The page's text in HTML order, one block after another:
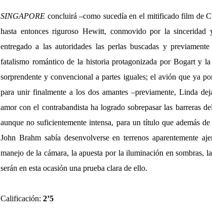
SINGAPORE concluirá –como sucedía en el mitificado film de
hasta entonces riguroso Hewitt, conmovido por la
entregado a las autoridades las perlas buscadas y
fatalismo romántico de la historia protagonizada por Bogart y
sorprendente y convencional a partes iguales; el avión que ya
para unir finalmente a los dos amantes –previamente, Linda
amor con el contrabandista ha logrado sobrepasar las barreras
aunque no suficientemente intensa, para un título que además
John Brahm sabía desenvolverse en terrenos aparentemente
manejo de la cámara, la apuesta por la iluminación en sombras,
serán en esta ocasión una prueba clara de ello.
Calificación: 2’5